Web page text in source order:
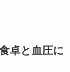
卓と血圧に